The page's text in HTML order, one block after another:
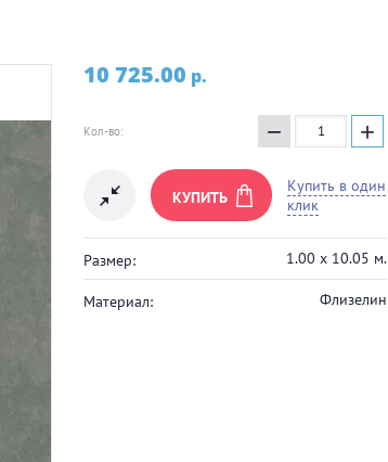
10 725.00 p.
Кол-во: − +
КУПИТЬ
Купить в один
клик
Размер: 1.00 х 10.05 м.
Материал: Флизелин